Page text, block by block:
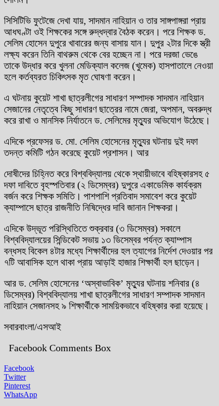
সিসিটিভি ফুটেজে দেখা যায়, সাদমান নাহিয়ান ও তার সাঙ্গপাঙ্গরা প্রায়
আধঘণ্টা ওই শিক্ষকের সঙ্গে রুদ্ধদ্বার বৈঠক করেন। পরে শিক্ষক ড.
সেলিম হোসেন দুপুরে খাবারের জন্য বাসায় যান। দুপুর ২টার দিকে স্ত্রী
লক্ষ্য করেন তিনি বাথরুম থেকে বের হচ্ছেন না। পরে দরজা ভেঙে
তাকে উদ্ধার করে খুলনা মেডিক্যাল কলেজ (খুমেক) হাসপাতালে নেওয়া
হলে কর্তব্যরত চিকিৎসক মৃত ঘোষণা করেন।
এ ঘটনায় কুয়েট শাখা ছাত্রলীগের সাধারণ সম্পাদক সাদমান নাহিয়ান
সেজানের নেতৃত্বে কিছু সাধারণ ছাত্রের নামে জেরা, অপমান, অবরুদ্ধ
করে রাখা ও মানসিক নির্যাতনে ড. সেলিমের মৃত্যুর অভিযোগ উঠেছে।
এদিকে প্রফেসর ড. মো. সেলিম হোসেনের মৃত্যুর ঘটনায় দুই দফা
তদন্ত কমিটি গঠন করেছে কুয়েট প্রশাসন। আর
দোষীদের চিহ্নিত করে বিশ্ববিদ্যালয় থেকে স্থায়ীভাবে বহিষ্কারসহ ৫
দফা দাবিতে বৃহস্পতিবার (২ ডিসেম্বর) দুপুরে একাডেমিক কার্যক্রম
বর্জন করে শিক্ষক সমিতি। পাশপাশি প্রতিবাদ সমাবেশ করে কুয়েট
ক্যাম্পাসে ছাত্র রাজনীতি নিষিদ্ধের দাবি জানান শিক্ষকরা।
এদিকে উদ্ভূত পরিস্থিতিতে শুক্রবার (৩ ডিসেম্বর) সকালে
বিশ্ববিদ্যালয়ের সিন্ডিকেট সভায় ১৩ ডিসেম্বর পর্যন্ত ক্যাম্পাস
বন্ধসহ বিকেল ৪টার মধ্যে শিক্ষার্থীদের হল ত্যাগের নির্দেশ দেওয়ার পর
৭টি আবাসিক হলে থাকা প্রায় আড়াই হাজার শিক্ষার্থী হল ছাড়েন।
আর ড. সেলিম হোসেনের ‘অস্বাভাবিক’ মৃত্যুর ঘটনায় শনিবার (৪
ডিসেম্বর) বিশ্ববিদ্যালয় শাখা ছাত্রলীগের সাধারণ সম্পাদক সাদমান
নাহিয়ান সেজানসহ ৯ শিক্ষার্থীকে সাময়িকভাবে বহিষ্কার করা হয়েছে।
সবারবাংলা/এসআই
Facebook Comments Box
Facebook
Twitter
Pinterest
WhatsApp